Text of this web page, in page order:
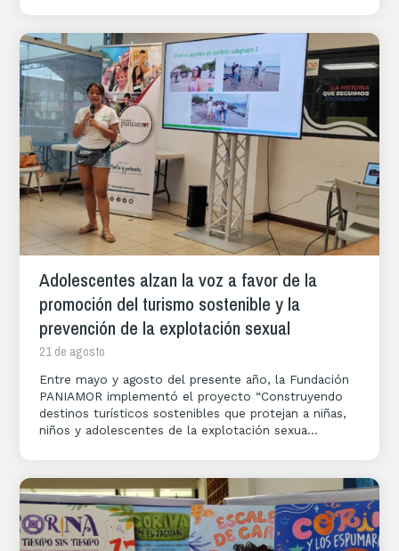
Adolescentes alzan la voz a favor de la
promoción del turismo sostenible y la
prevención de la explotación sexual
21 de agosto
Entre mayo y agosto del presente año, la Fundación
PANIAMOR implementó el proyecto “Construyendo
destinos turísticos sostenibles que protejan a niñas,
niños y adolescentes de la explotación sexua...